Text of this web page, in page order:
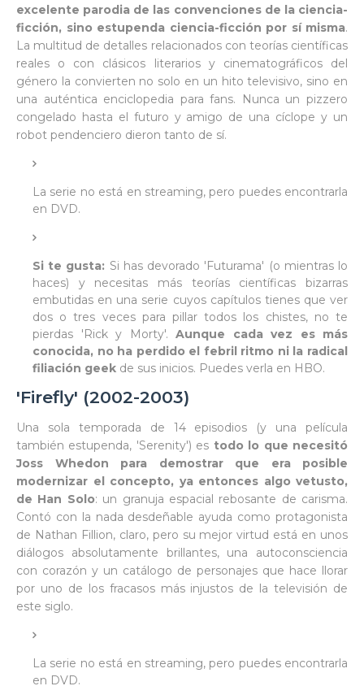
excelente parodia de las convenciones de la ciencia-
ficción, sino estupenda ciencia-ficción por sí misma.
La multitud de detalles relacionados con teorías científicas
reales o con clásicos literarios y cinematográficos del
género la convierten no solo en un hito televisivo, sino en
una auténtica enciclopedia para fans. Nunca un pizzero
congelado hasta el futuro y amigo de una cíclope y un
robot pendenciero dieron tanto de sí.
La serie no está en streaming, pero puedes encontrarla
en DVD.
Si te gusta: Si has devorado 'Futurama' (o mientras lo
haces) y necesitas más teorías científicas bizarras
embutidas en una serie cuyos capítulos tienes que ver
dos o tres veces para pillar todos los chistes, no te
pierdas 'Rick y Morty'. Aunque cada vez es más
conocida, no ha perdido el febril ritmo ni la radical
filiación geek de sus inicios. Puedes verla en HBO.
'Firefly' (2002-2003)
Una sola temporada de 14 episodios (y una película
también estupenda, 'Serenity') es todo lo que necesitó
Joss Whedon para demostrar que era posible
modernizar el concepto, ya entonces algo vetusto,
de Han Solo: un granuja espacial rebosante de carisma.
Contó con la nada desdeñable ayuda como protagonista
de Nathan Fillion, claro, pero su mejor virtud está en unos
diálogos absolutamente brillantes, una autoconsciencia
con corazón y un catálogo de personajes que hace llorar
por uno de los fracasos más injustos de la televisión de
este siglo.
La serie no está en streaming, pero puedes encontrarla
en DVD.